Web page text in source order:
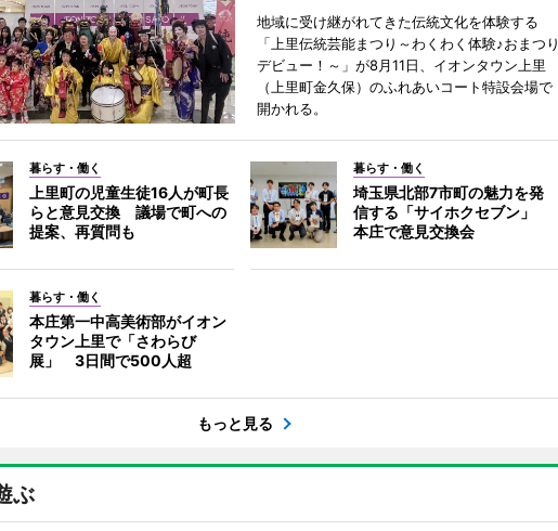
地域に受け継がれてきた伝統文化を体験する
「上里伝統芸能まつり～わくわく体験♪おまつり
デビュー！～」が8月11日、イオンタウン上里
（上里町金久保）のふれあいコート特設会場で
開かれる。
暮らす・働く
上里町の児童生徒16人が町長
らと意見交換 議場で町への
提案、再質問も
暮らす・働く
埼玉県北部7市町の魅力を発
信する「サイホクセブン」
本庄で意見交換会
暮らす・働く
本庄第一中高美術部がイオン
タウン上里で「さわらび
展」 3日間で500人超
もっと見る
ぶ